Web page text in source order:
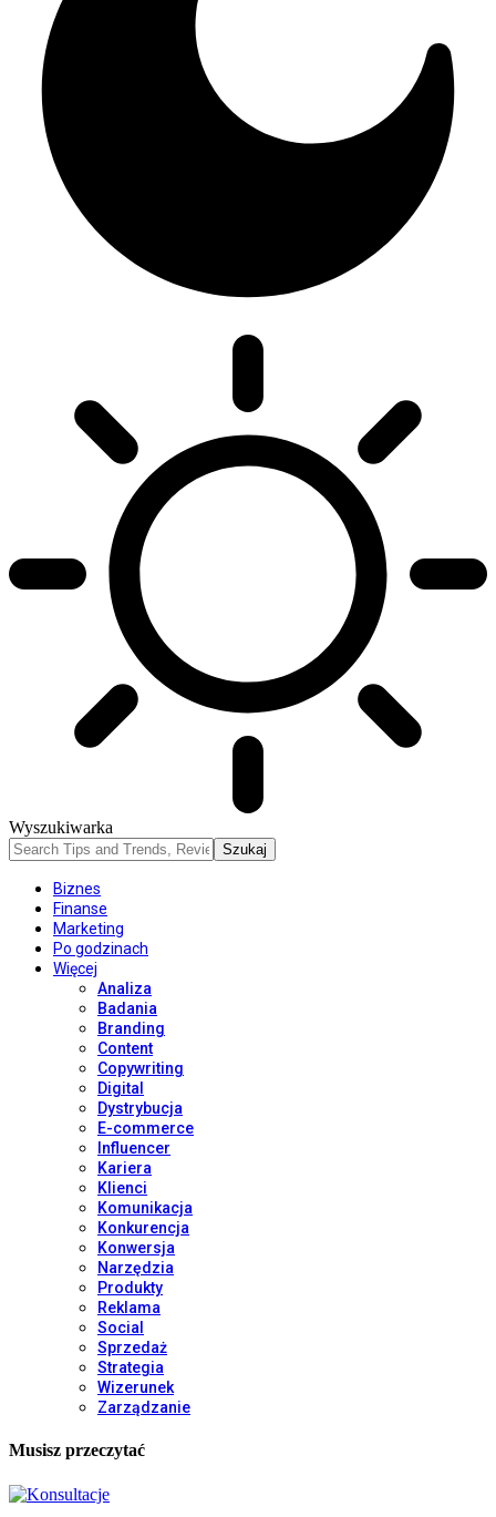
Wyszukiwarka
Biznes
Finanse
Marketing
Po godzinach
Więcej
Analiza
Badania
Branding
Content
Copywriting
Digital
Dystrybucja
E-commerce
Influencer
Kariera
Klienci
Komunikacja
Konkurencja
Konwersja
Narzędzia
Produkty
Reklama
Social
Sprzedaż
Strategia
Wizerunek
Zarządzanie
Musisz przeczytać